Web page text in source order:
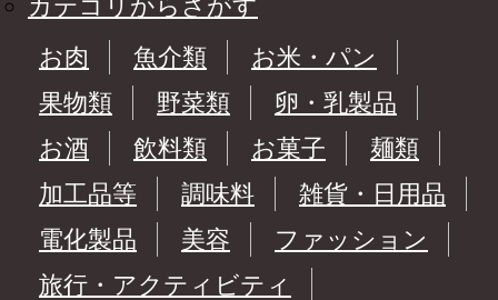
カテゴリからさがす
お肉
魚介類
お米・パン
果物類
野菜類
卵・乳製品
お酒
飲料類 お菓子
麺類
加工品等
調味料
雑貨・日用品
電化製品
美容
ファッション
旅行・アクティビティ